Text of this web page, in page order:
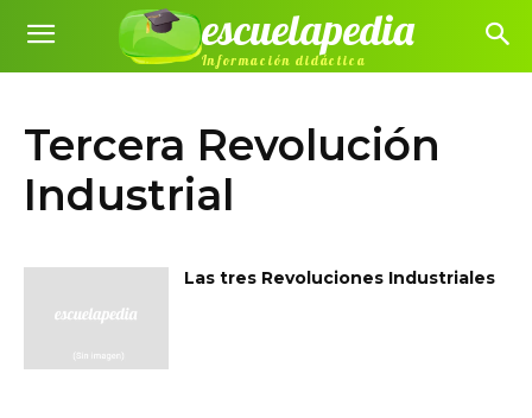
escuelapedia
Información didáctica
Tercera Revolución
Industrial
Las tres Revoluciones Industriales